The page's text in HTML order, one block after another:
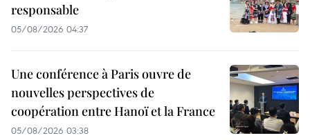
responsable
05/08/2026 04:37
Une conférence à Paris ouvre de
nouvelles perspectives de
coopération entre Hanoï et la France
05/08/2026 03:38